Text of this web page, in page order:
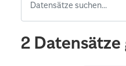
2 Datensätze